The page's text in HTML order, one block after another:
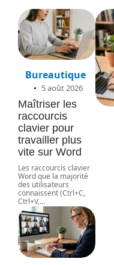
Bureautique
5 août 2026
Maîtriser les
raccourcis
clavier pour
travailler plus
vite sur Word
Les raccourcis clavier
Word que la majorité
des utilisateurs
connaissent (Ctrl+C,
Ctrl+V,…